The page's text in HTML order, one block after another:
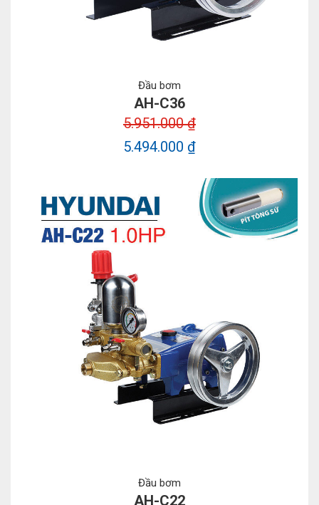
Đầu bơm
AH-C36
5.951.000 ₫
5.494.000 ₫
Đầu bơm
AH-C22